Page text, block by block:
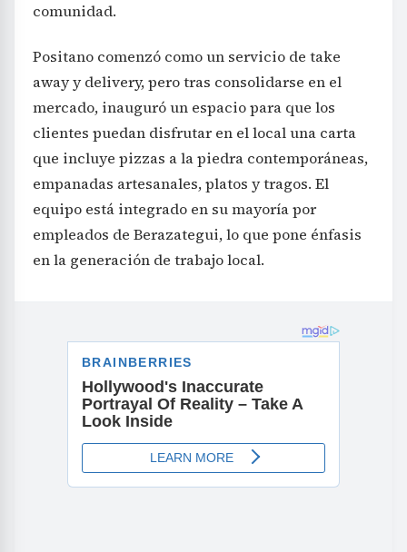
comunidad.
Positano comenzó como un servicio de take
away y delivery, pero tras consolidarse en el
mercado, inauguró un espacio para que los
clientes puedan disfrutar en el local una carta
que incluye pizzas a la piedra contemporáneas,
empanadas artesanales, platos y tragos. El
equipo está integrado en su mayoría por
empleados de Berazategui, lo que pone énfasis
en la generación de trabajo local.